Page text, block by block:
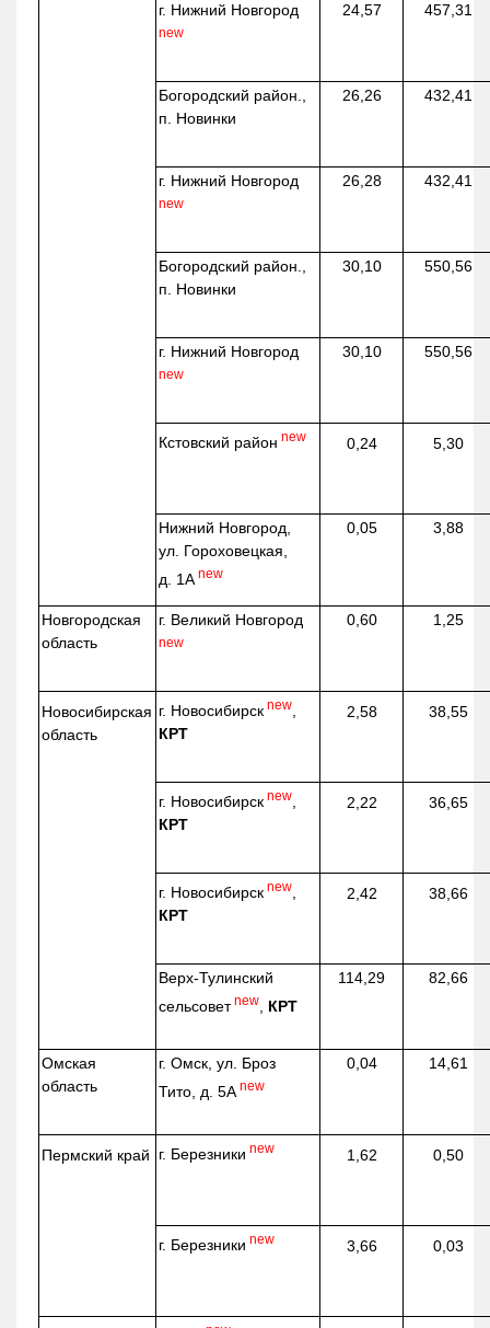
г. Нижний Новгород
new
24,57 457,31
Богородский район.,
п. Новинки
26,26 432,41
г. Нижний Новгород
new
26,28 432,41
Богородский район.,
п. Новинки
30,10 550,56
г. Нижний Новгород
new
30,10 550,56
Кстовский район new 0,24 5,30
Нижний Новгород,
ул. Гороховецкая,
д. 1А new
0,05 3,88
Новгородская
область
г. Великий Новгород
new
0,60 1,25
Новосибирская
область
г. Новосибирск new,
КРТ
2,58 38,55
г. Новосибирск new,
КРТ
2,22 36,65
г. Новосибирск new,
КРТ
2,42 38,66
Верх-Тулинский
сельсовет new, КРТ
114,29 82,66
Омская
область
г. Омск, ул. Броз
Тито, д. 5А new
0,04 14,61
Пермский край г. Березники new 1,62 0,50
г. Березники new 3,66 0,03